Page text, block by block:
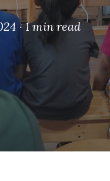
·1 min read